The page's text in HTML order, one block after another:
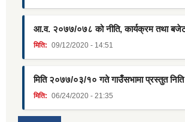
आ.व. २०७७/०७८ को नीति, कार्यक्रम तथा
मिति: 09/12/2020 - 14:51
मिति २०७७/०३/१० गते गाउँसभामा प्रस्तुत
मिति: 06/24/2020 - 21:35